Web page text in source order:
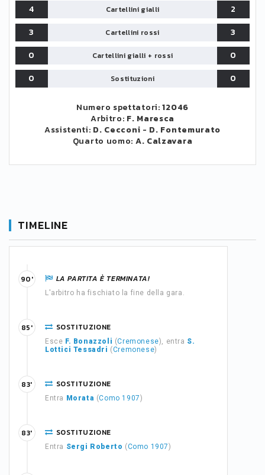
4 Cartellini gialli
2
3
Cartellini rossi
3
0
Cartellini gialli + rossi
0
0
Sostituzioni 0
Numero spettatori:12046
Arbitro: F. Maresca
Assistenti: D. Cecconi - D. Fontemurato
Quarto uomo: A. Calzavara
TIMELINE
LA PARTITA È TERMINATA!
L'arbitro ha fischiato la fine della gara.
90'
SOSTITUZIONE
Esce F. Bonazzoli (Cremonese), entra S.
Lottici Tessadri (Cremonese)
85'
SOSTITUZIONE
Entra Morata (Como 1907)
83'
SOSTITUZIONE
Entra Sergi Roberto (Como 1907)
83'